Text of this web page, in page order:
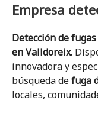
Empresa
Detección de
en Valldoreix.
innovadora y
búsqueda defuga
locales,